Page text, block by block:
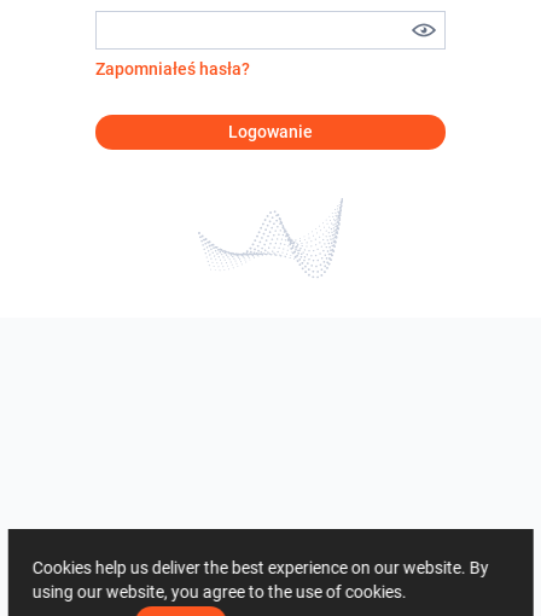
Zapomniałeś hasła?
Logowanie
Cookies help us deliver the best experience on our website. By
using our website, you agree to the use of cookies.